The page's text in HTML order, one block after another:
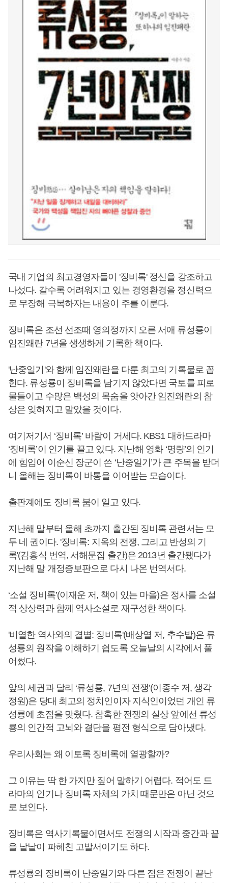
국내 기업의 최고경영자들이 '징비록' 정신을 강조하고
나섰다. 갈수록 어려워지고 있는 경영환경을 정신력으
로 무장해 극복하자는 내용이 주를 이룬다.
징비록은 조선 선조때 영의정까지 오른 서애 류성룡이
임진왜란 7년을 생생하게 기록한 책이다.
'난중일기'와 함께 임진왜란을 다룬 최고의 기록물로 꼽
힌다. 류성룡이 징비록을 남기지 않았다면 국토를 피로
물들이고 수많은 백성의 목숨을 앗아간 임진왜란의 참
상은 잊혀지고 말았을 것이다.
여기저기서 ‘징비록’ 바람이 거세다. KBS1 대하드라마
‘징비록’이 인기를 끌고 있다. 지난해 영화 ‘명량’의 인기
에 힘입어 이순신 장군이 쓴 ‘난중일기’가 큰 주목을 받더
니 올해는 징비록이 바통을 이어받는 모습이다.
출판계에도 징비록 붐이 일고 있다.
지난해 말부터 올해 초까지 출간된 징비록 관련서는 모
두 네 권이다. '징비록: 지옥의 전쟁, 그리고 반성의 기
록'(김흥식 번역, 서해문집 출간)은 2013년 출간됐다가
지난해 말 개정증보판으로 다시 나온 번역서다.
‘소설 징비록’(이재운 저, 책이 있는 마을)은 정사를 소설
적 상상력과 함께 역사소설로 재구성한 책이다.
'비열한 역사와의 결별: 징비록'(배상열 저, 추수밭)은 류
성룡의 원작을 이해하기 쉽도록 오늘날의 시각에서 풀
어썼다.
앞의 세권과 달리 ‘류성룡, 7년의 전쟁’(이종수 저, 생각
정원)은 당대 최고의 정치인이자 지식인이었던 개인 류
성룡에 초점을 맞췄다. 참혹한 전쟁의 실상 앞에선 류성
룡의 인간적 고뇌와 결단을 평전 형식으로 담아냈다.
우리사회는 왜 이토록 징비록에 열광할까?
그 이유는 딱 한 가지만 짚어 말하기 어렵다. 적어도 드
라마의 인기나 징비록 자체의 가치 때문만은 아닌 것으
로 보인다.
징비록은 역사기록물이면서도 전쟁의 시작과 중간과 끝
을 낱낱이 파헤친 고발서이기도 하다.
류성룡의 징비록이 난중일기와 다른 점은 전쟁이 끝난